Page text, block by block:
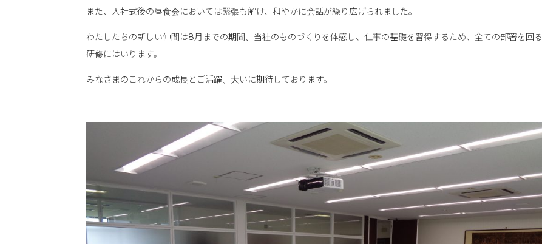
また、入社式後の昼食会においては緊張も解け、和やかに会話が繰り広げられました。
わたしたちの新しい仲間は8月までの期間、当社のものづくりを体感し、仕事の基礎を習得するため、全ての部署を回る
研修にはいります。
みなさまのこれからの成長とご活躍、大いに期待しております。